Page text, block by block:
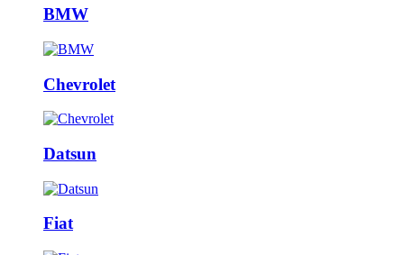
BMW
Chevrolet
Datsun
Fiat